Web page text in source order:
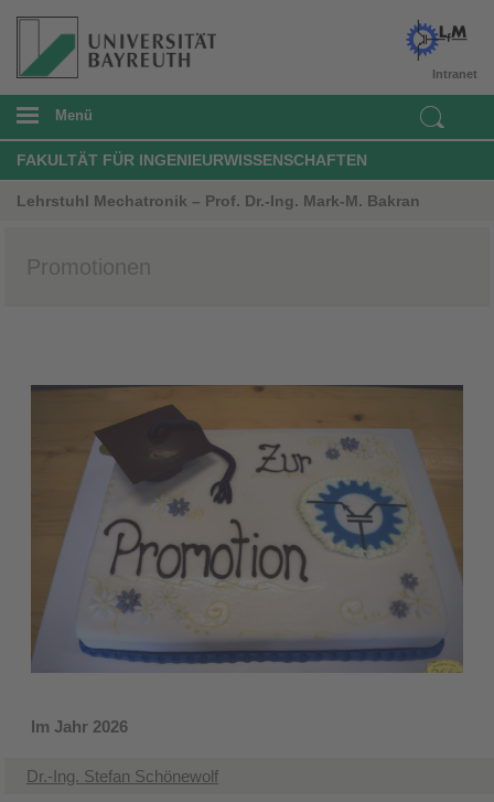
Intranet
Menü
FAKULTÄT FÜR INGENIEURWISSENSCHAFTEN
Lehrstuhl Mechatronik – Prof. Dr.-Ing. Mark-M. Bakran
Promotionen
Im Jahr 2026
Dr.-Ing. Stefan Schönewolf